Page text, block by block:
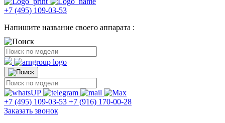
+7 (495) 109-03-53
Напишите название своего аппарата :
+7 (495) 109-03-53 +7 (916) 170-00-28
Заказать звонок